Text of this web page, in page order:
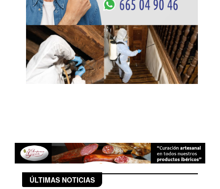
ÚLTIMAS NOTICIAS